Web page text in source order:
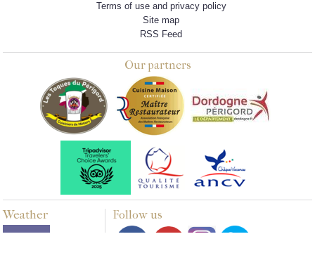
Terms of use and privacy policy
Site map
RSS Feed
Our partners
Weather Follow us